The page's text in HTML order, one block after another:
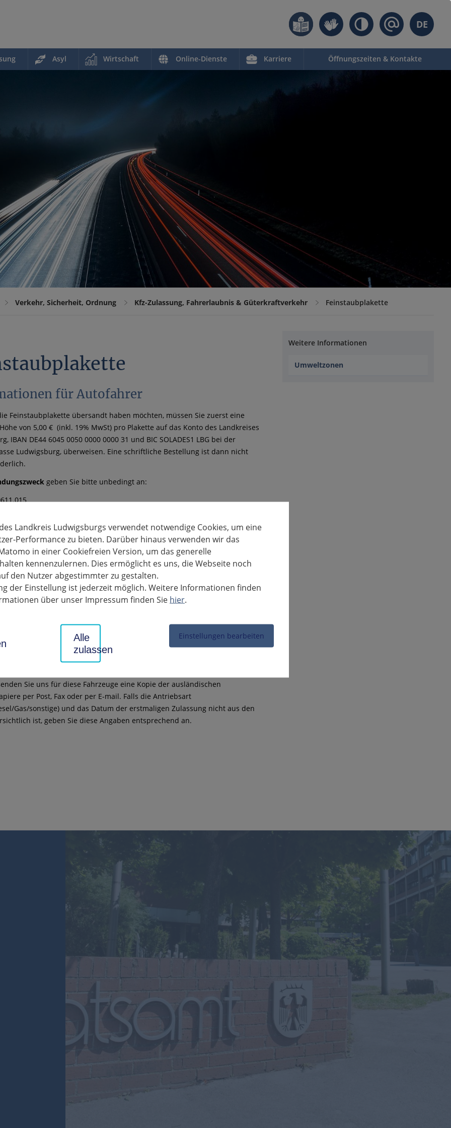
DE
Asyl Wirtschaft Online-Dienste Karriere Öffnungszeiten & Kontakte
Verkehr, Sicherheit, Ordnung Kfz-Zulassung, Fahrerlaubnis & Güterkraftverkehr Feinstaubplakette
für Autofahrer
Feinstaubplakette übersandt haben möchten, müssen Sie zuerst eine
von 5,00 € (inkl. 19% MwSt) pro Plakette auf das Konto des Landkreises
IBAN DE44 6045 0050 0000 0000 31 und BIC SOLADES1 LBG bei der
Ludwigsburg, überweisen. Eine schriftliche Bestellung ist dann nicht
geben Sie bitte unbedingt an:
Wohnort des Fahrzeughalters
erfolgt an die bei der Zulassungsbehörde gespeicherte Anschrift des
Sollte sich die Anschrift geändert haben, bitte die Fahrzeugpapiere bei
ändern lassen. In diesem Fall können Sie dann die Plakette direkt
Informationen für nicht in Deutschland zugelassene
Sie uns für diese Fahrzeuge eine Kopie der ausländischen
per Post, Fax oder per E-mail. Falls die Antriebsart
Gas/sonstige) und das Datum der erstmaligen Zulassung nicht aus den
ist, geben Sie diese Angaben entsprechend an.
Weitere Informationen
Umweltzonen
Landkreis Ludwigsburgs verwendet notwendige Cookies, um eine
Performance zu bieten. Darüber hinaus verwenden wir das
in einer Cookiefreien Version, um das generelle
kennenzulernen. Dies ermöglicht es uns, die Webseite noch
den Nutzer abgestimmter zu gestalten.
der Einstellung ist jederzeit möglich. Weitere Informationen finden
über unser Impressum finden Sie hier.
Einstellungen bearbeiten
Alle
zulassen